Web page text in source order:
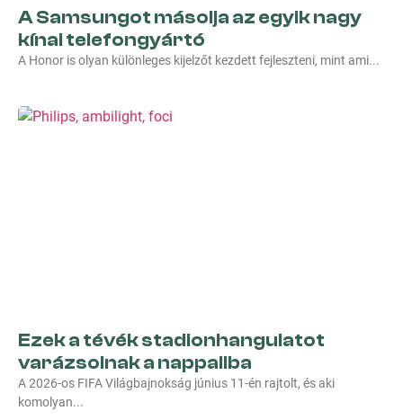
A Samsungot másolja az egyik nagy
kínai telefongyártó
A Honor is olyan különleges kijelzőt kezdett fejleszteni, mint ami
Ezek a tévék stadionhangulatot
varázsolnak a nappaliba
A 2026-os FIFA Világbajnokság június 11-én rajtolt, és aki
komolyan